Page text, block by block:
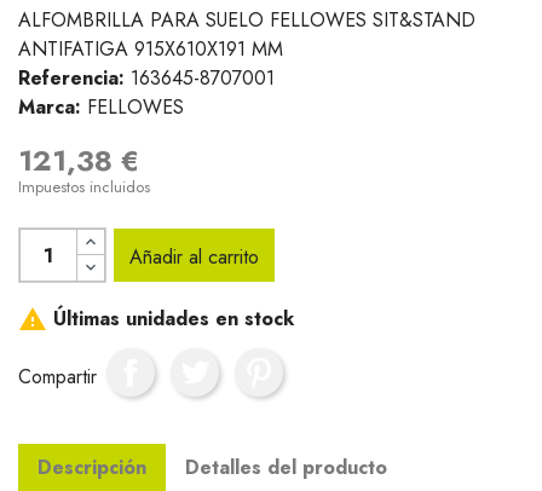
ALFOMBRILLA PARA SUELO FELLOWES SIT&STAND
ANTIFATIGA 915X610X191 MM
Referencia: 163645-8707001
Marca: FELLOWES
121,38 €
Impuestos incluidos
Añadir al carrito
 Últimas unidades en stock
Compartir
Descripción Detalles del producto